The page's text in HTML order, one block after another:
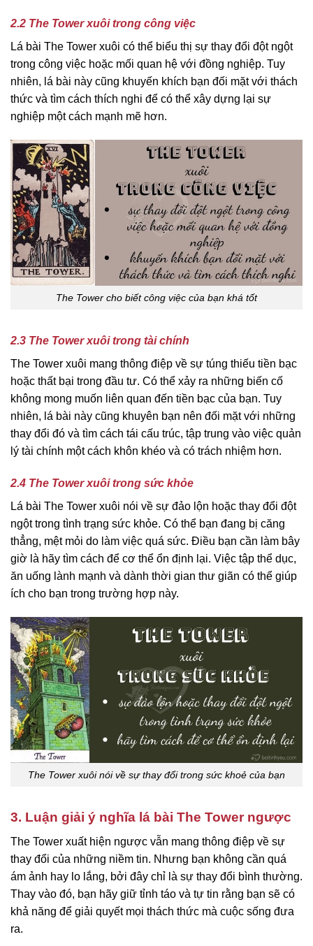
2.2 The Tower xuôi trong công việc
Lá bài The Tower xuôi có thể biểu thị sự thay đổi đột ngột
trong công việc hoặc mối quan hệ với đồng nghiệp. Tuy
nhiên, lá bài này cũng khuyến khích bạn đối mặt với thách
thức và tìm cách thích nghi để có thể xây dựng lại sự
nghiệp một cách mạnh mẽ hơn.
The Tower cho biết công việc của bạn khá tốt
2.3 The Tower xuôi trong tài chính
The Tower xuôi mang thông điệp về sự túng thiếu tiền bạc
hoặc thất bại trong đầu tư. Có thể xảy ra những biến cố
không mong muốn liên quan đến tiền bạc của bạn. Tuy
nhiên, lá bài này cũng khuyên bạn nên đối mặt với những
thay đổi đó và tìm cách tái cấu trúc, tập trung vào việc quản
lý tài chính một cách khôn khéo và có trách nhiệm hơn.
2.4 The Tower xuôi trong sức khỏe
Lá bài The Tower xuôi nói về sự đảo lộn hoặc thay đổi đột
ngột trong tình trạng sức khỏe. Có thể bạn đang bị căng
thẳng, mệt mỏi do làm việc quá sức. Điều bạn cần làm bây
giờ là hãy tìm cách để cơ thể ổn định lại. Việc tập thể dục,
ăn uống lành mạnh và dành thời gian thư giãn có thể giúp
ích cho bạn trong trường hợp này.
The Tower xuôi nói về sự thay đổi trong sức khoẻ của bạn
3. Luận giải ý nghĩa lá bài The Tower ngược
The Tower xuất hiện ngược vẫn mang thông điệp về sự
thay đổi của những niềm tin. Nhưng bạn không cần quá
ám ảnh hay lo lắng, bởi đây chỉ là sự thay đổi bình thường.
Thay vào đó, bạn hãy giữ tỉnh táo và tự tin rằng bạn sẽ có
khả năng để giải quyết mọi thách thức mà cuộc sống đưa
ra.